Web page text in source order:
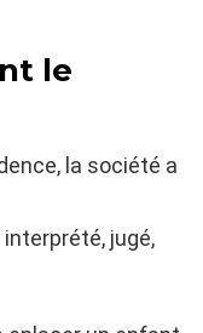
le
la société a
jugé,